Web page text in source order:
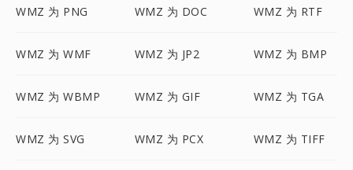
WMZ 为 PNG WMZ 为 DOC WMZ 为 RTF
WMZ 为 WMF WMZ 为 JP2 WMZ 为 BMP
WMZ 为 WBMP WMZ 为 GIF WMZ 为 TGA
WMZ 为 SVG WMZ 为 PCX WMZ 为 TIFF